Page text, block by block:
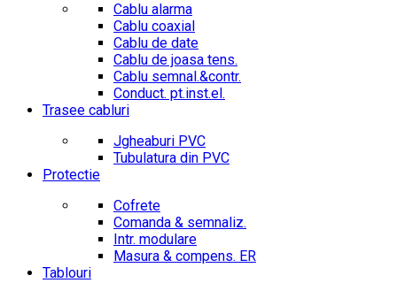
Cablu alarma
Cablu coaxial
Cablu de date
Cablu de joasa tens.
Cablu semnal.&contr.
Conduct. pt.inst.el.
Trasee cabluri
Jgheaburi PVC
Tubulatura din PVC
Protectie
Cofrete
Comanda & semnaliz.
Intr. modulare
Masura & compens. ER
Tablouri